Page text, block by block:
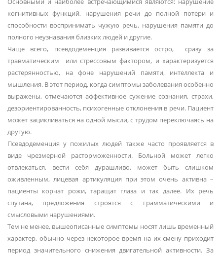
когнитивных функций, нарушения речи до полной потери и
способности воспринимать чужую речь, нарушения памяти до
полного неузнавания близких людей и другие.
Чаще всего, псевдодеменция развивается остро, сразу за
травматическим или стрессовым фактором, и характеризуется
растерянностью, на фоне нарушений памяти, интеллекта и
мышления. В этот период, когда симптомы заболевания особенно
выражены, отмечаются аффективное сужение сознания, страхи,
дезориентированность, психогенные отклонения в речи. Пациент
может зацикливаться на одной мысли, с трудом переключаясь на
другую.
Псевдодеменция у пожилых людей также часто проявляется в
виде чрезмерной расторможенности. Больной может легко
отвлекаться, вести себя дурашливо, может быть слишком
оживленным, лицевая артикуляция при этом очень активна –
пациенты корчат рожи, таращат глаза и так далее. Их речь
спутана, предложения строятся с грамматическими и
смысловыми нарушениями.
Тем не менее, вышеописанные симптомы носят лишь временный
характер, обычно через некоторое время на их смену приходит
период значительного снижения двигательной активности. За